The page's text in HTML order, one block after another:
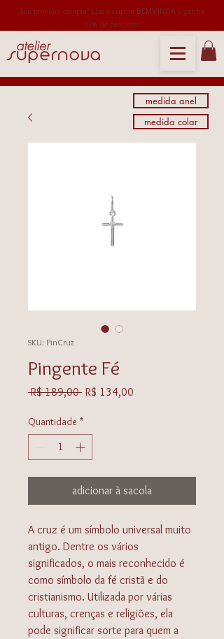
Sua primeira compra? Use o cupom BEMVINDA e ganhe
10% de desconto.
medida anel
SKU: PinCruz
Pingente Fé
R$ 189,00 Preço
R$ 134,00
Quantidade *
adicionar à sacola
A cruz é um símbolo universal muito
antigo. Dentre os vários
significados, o mais reconhecido é
como símbolo da fé cristã e do
cristianismo. Utilizada por várias
culturas, crenças e religiões, ela
pode significar sorte para quem a
medida colar